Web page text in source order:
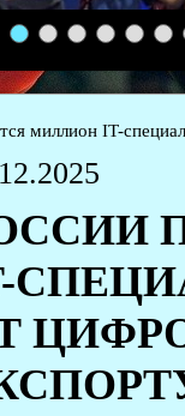
1 2 3 4 5 6
миллион IT-